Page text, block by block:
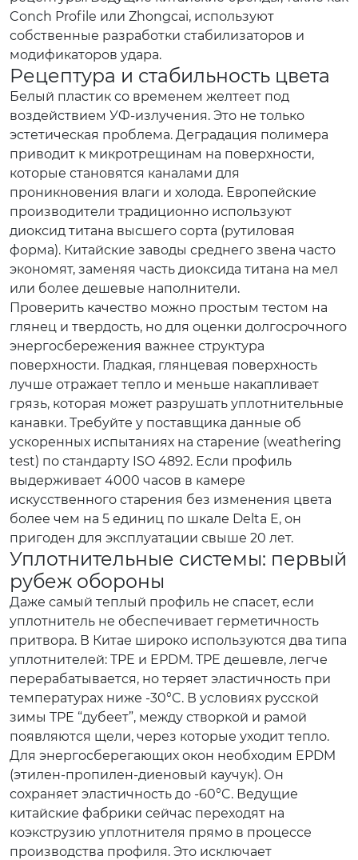
Conch Profile или Zhongcai, используют
собственные разработки стабилизаторов и
модификаторов удара.
Рецептура и стабильность цвета
Белый пластик со временем желтеет под
воздействием УФ-излучения. Это не только
эстетическая проблема. Деградация полимера
приводит к микротрещинам на поверхности,
которые становятся каналами для
проникновения влаги и холода. Европейские
производители традиционно используют
диоксид титана высшего сорта (рутиловая
форма). Китайские заводы среднего звена часто
экономят, заменяя часть диоксида титана на мел
или более дешевые наполнители.
Проверить качество можно простым тестом на
глянец и твердость, но для оценки долгосрочного
энергосбережения важнее структура
поверхности. Гладкая, глянцевая поверхность
лучше отражает тепло и меньше накапливает
грязь, которая может разрушать уплотнительные
канавки. Требуйте у поставщика данные об
ускоренных испытаниях на старение (weathering
test) по стандарту ISO 4892. Если профиль
выдерживает 4000 часов в камере
искусственного старения без изменения цвета
более чем на 5 единиц по шкале Delta E, он
пригоден для эксплуатации свыше 20 лет.
Уплотнительные системы: первый
рубеж обороны
Даже самый теплый профиль не спасет, если
уплотнитель не обеспечивает герметичность
притвора. В Китае широко используются два типа
уплотнителей: TPE и EPDM. TPE дешевле, легче
перерабатывается, но теряет эластичность при
температурах ниже -30°C. В условиях русской
зимы TPE “дубеет”, между створкой и рамой
появляются щели, через которые уходит тепло.
Для энергосберегающих окон необходим EPDM
(этилен-пропилен-диеновый каучук). Он
сохраняет эластичность до -60°C. Ведущие
китайские фабрики сейчас переходят на
коэкструзию уплотнителя прямо в процессе
производства профиля. Это исключает